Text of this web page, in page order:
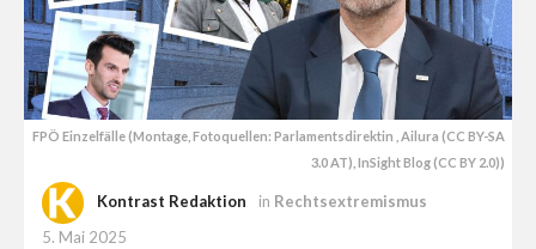
FPÖ Einzelfälle (Montage, Fotoquellen: Parlamentsdirektin , Ailura (CC BY-SA
3.0 AT), InSight Blog (CC BY 2.0))
Kontrast Redaktion in Rechtsextremismus
5. Mai 2025